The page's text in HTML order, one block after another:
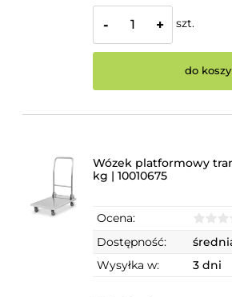
- + szt.
do
Wózek platformowy
kg | 10010675
Ocena:
Dostępność:
Wysyłka w:
3 dni